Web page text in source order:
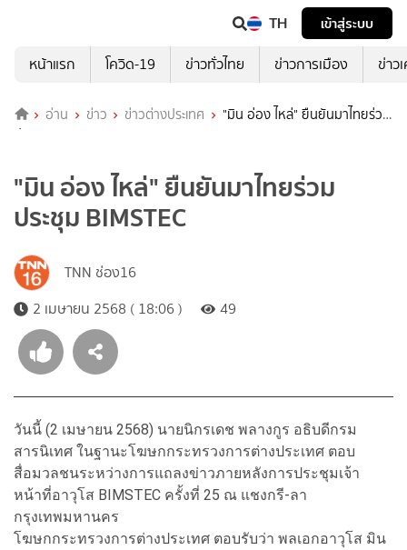
TH
เข้าสู่ระบบ
หน้าแรก
โควิด-19 ข่าวทั่วไทย ข่าวการเมือง ข่าว
อ่าน ข่าว ข่าวต่างประเทศ
"มิน อ่อง ไหล่" ยืนยันมาไทยร่วม
ประชุม BIMSTEC
"มิน อ่อง ไหล่" ยืนยันมาไทยร่วม
ประชุม BIMSTEC
TNN ช่อง16
2 เมษายน 2568 ( 18:06 )
49
วันนี้ (2 เมษายน 2568) นายนิกรเดช พลางกูร อธิบดีกรม
สารนิเทศ ในฐานะโฆษกกระทรวงการต่างประเทศ ตอบ
สื่อมวลชนระหว่างการแถลงข่าวภายหลังการประชุมเจ้า
หน้าที่อาวุโส BIMSTEC ครั้งที่ 25 ณ แชงกรี-ลา
กรุงเทพมหานคร
โฆษกกระทรวงการต่างประเทศ ตอบรับว่า พลเอกอาวุโส มิน